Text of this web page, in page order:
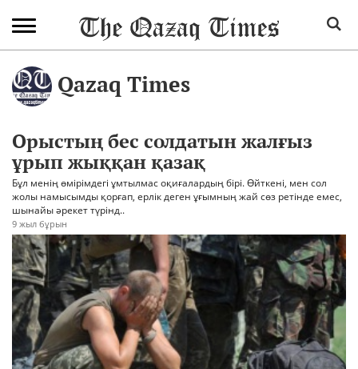
Qazaq Times
Орыстың бес солдатын жалғыз
ұрып жыққан қазақ
Бұл менің өмірімдегі ұмтылмас оқиғалардың бірі. Өйткені, мен сол
жолы намысымды қорғап, ерлік деген ұғымның жай сөз ретінде емес,
шынайы әрекет түрінд..
9 жыл бұрын